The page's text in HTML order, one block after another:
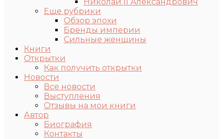
Еще рубрики
Обзор эпохи
Бренды империи
Сильные женщины
Книги
Открытки
Как получить открытки
Новости
Все новости
Выступления
Отзывы на мои книги
Автор
Биография
Контакты